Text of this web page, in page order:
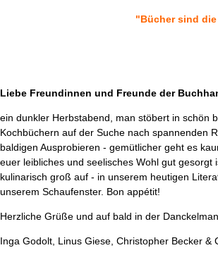
"Bücher sind
Liebe Freundinnen und Freunde der
ein dunkler Herbstabend, man stöbert in schön
Kochbüchern auf der Suche nach spannenden
baldigen Ausprobieren - gemütlicher geht es
euer leibliches und seelisches Wohl gut gesorgt
kulinarisch groß auf - in unserem heutigen
unserem Schaufenster. Bon appétit!
Herzliche Grüße und auf bald in der
Inga Godolt, Linus Giese, Christopher Becker &